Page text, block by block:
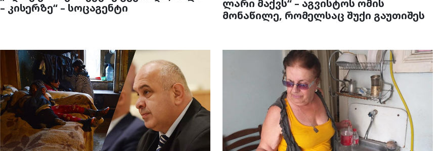
– კისერზე“ – სოცაგენტი
ლარი მაქვს“ – აგვისტოს ომის
მონაწილე, რომელსაც შუქი გაუთიშეს